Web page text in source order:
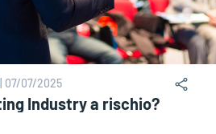
07/07/2025
Industry a rischio?